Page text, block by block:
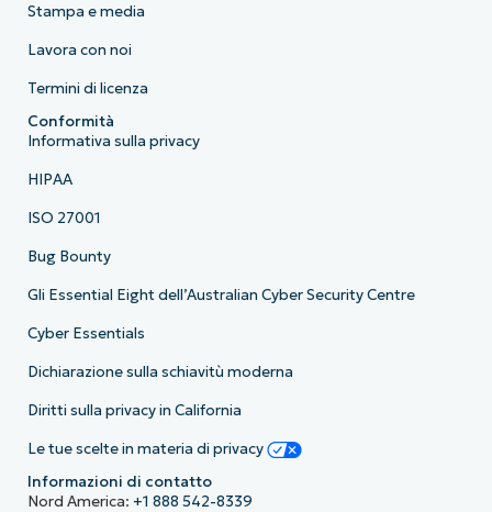
Stampa e media
Lavora con noi
Termini di licenza
Conformità
Informativa sulla privacy
HIPAA
ISO 27001
Bug Bounty
Gli Essential Eight dell’Australian Cyber Security Centre
Cyber Essentials
Dichiarazione sulla schiavitù moderna
Diritti sulla privacy in California
Le tue scelte in materia di privacy
Informazioni di contatto
Nord America: +1 888 542-8339